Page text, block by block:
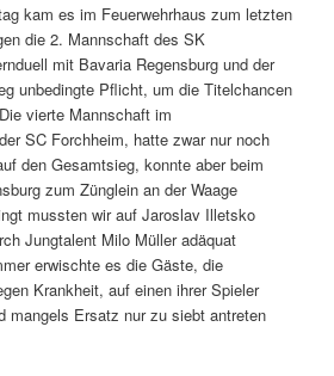
kam es im Feuerwehrhaus zum letzten
die 2. Mannschaft des SK
mit Bavaria Regensburg und der
unbedingte Pflicht, um die Titelchancen
vierte Mannschaft im
SC Forchheim, hatte zwar nur noch
den Gesamtsieg, konnte aber beim
zum Zünglein an der Waage
mussten wir auf Jaroslav Illetsko
Jungtalent Milo Müller adäquat
erwischte es die Gäste, die
Krankheit, auf einen ihrer Spieler
mangels Ersatz nur zu siebt antreten